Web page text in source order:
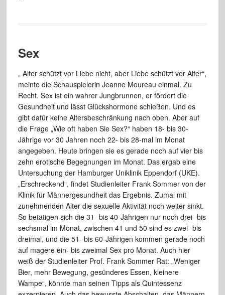
Sex
„ Alter schützt vor Liebe nicht, aber Liebe schützt vor Alter“,
meinte die Schauspielerin Jeanne Moureau einmal. Zu
Recht. Sex ist ein wahrer Jungbrunnen, er fördert die
Gesundheit und lässt Glückshormone schießen. Und es
gibt dafür keine Altersbeschränkung nach oben. Aber auf
die Frage „Wie oft haben Sie Sex?“ haben 18- bis 30-
Jährige vor 30 Jahren noch 22- bis 28-mal im Monat
angegeben. Heute bringen sie es gerade noch auf vier bis
zehn erotische Begegnungen im Monat. Das ergab eine
Untersuchung der Hamburger Uniklinik Eppendorf (UKE).
„Erschreckend“, findet Studienleiter Frank Sommer von der
Klinik für Männergesundheit das Ergebnis. Zumal mit
zunehmenden Alter die sexuelle Aktivität noch weiter sinkt.
So betätigen sich die 31- bis 40-Jährigen nur noch drei- bis
sechsmal im Monat, zwischen 41 und 50 sind es zwei- bis
dreimal, und die 51- bis 60-Jährigen kommen gerade noch
auf magere ein- bis zweimal Sex pro Monat. Auch hier
weiß der Studienleiter Prof. Frank Sommer Rat: „Weniger
Bier, mehr Bewegung, gesünderes Essen, kleinere
Wampe“, könnte man seinen Tipps als Quintessenz